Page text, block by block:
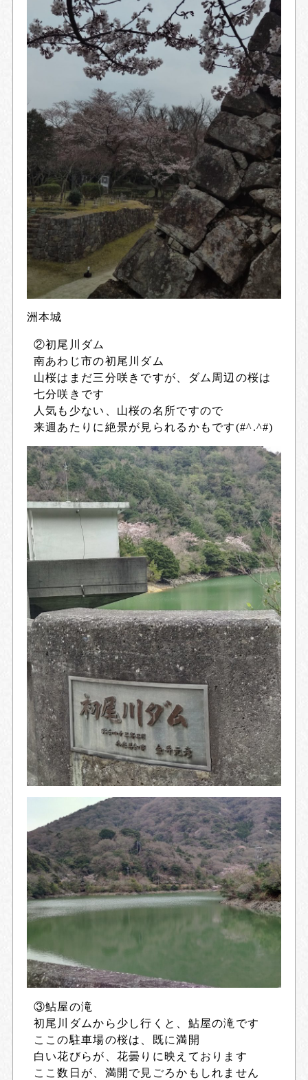
洲本城
②初尾川ダム
南あわじ市の初尾川ダム
山桜はまだ三分咲きですが、ダム周辺の桜は
七分咲きです
人気も少ない、山桜の名所ですので
来週あたりに絶景が見られるかもです(#^.^#)
③鮎屋の滝
初尾川ダムから少し行くと、鮎屋の滝です
ここの駐車場の桜は、既に満開
白い花びらが、花曇りに映えております
ここ数日が、満開で見ごろかもしれません